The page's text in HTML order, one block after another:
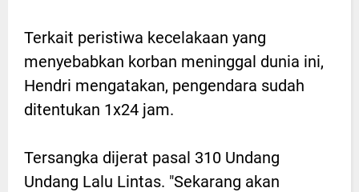
Terkait peristiwa kecelakaan yang
menyebabkan korban meninggal dunia ini,
Hendri mengatakan, pengendara sudah
ditentukan 1x24 jam.
Tersangka dijerat pasal 310 Undang
Undang Lalu Lintas. "Sekarang akan